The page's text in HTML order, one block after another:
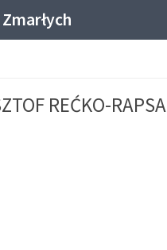
REĆKO-RAPSA